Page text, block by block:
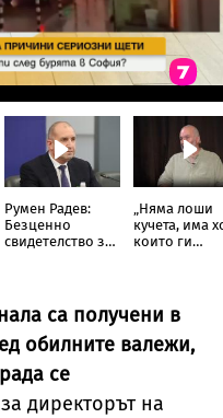
Румен Радев:
Безценно
свидетелство за
„Няма лоши
кучета, има
които ги
зоопсихолог
Александър
Георгиев
специално
са получени в
обилните валежи,
се
директорът на